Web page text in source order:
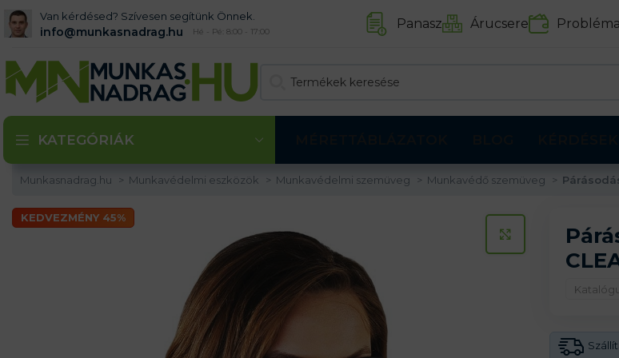
Van kérdésed? Szívesen segítünk Önnek.
info@munkasnadrag.hu Hé - Pé: 8:00 - 17:00 Panasz Árucsere
KATEGÓRIÁK
Munkasnadrag.hu Munkavédelmi eszközök Munkavédelmi szemüveg Munkavédő szemüveg
KEDVEZMÉNY 45%
KATTINTS A